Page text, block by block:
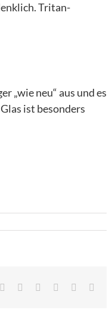
Tritan-
„wie neu“ aus und es
ist besonders
Reddit Google+
TumblrPinterest